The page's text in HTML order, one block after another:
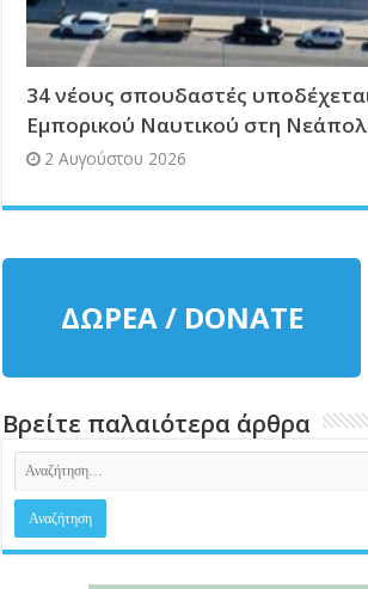
34 νέους σπουδαστές
Εμπορικού Ναυτικού στη
2 Αυγούστου 2026
ΔΩΡΕΑ / DONATE
Βρείτε παλαιότερα άρθρα